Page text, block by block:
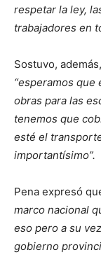
respetar la ley,
trabajadores en
Sostuvo,
“esperamos
obras para las
tenemos que
esté el
importantísimo”.
Pena expresó
marco nacional
eso pero a su
gobierno